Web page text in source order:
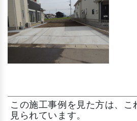
この施工事例を見た方は、こ
見られています。